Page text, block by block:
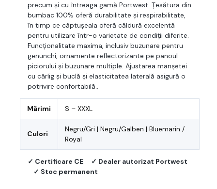
precum și cu întreaga gamă Portwest. Țesătura din
bumbac 100% oferă durabilitate și respirabilitate,
în timp ce căptușeala oferă căldură excelentă
pentru utilizare într-o varietate de condiții diferite.
Funcționalitate maxima, inclusiv buzunare pentru
genunchi, ornamente reflectorizante pe panoul
piciorului și buzunare multiple. Ajustarea manșetei
cu cârlig și buclă și elasticitatea laterală asigură o
potrivire confortabilă..
Mărimi S – XXXL
Culori
Negru/Gri | Negru/Galben | Bluemarin /
Royal
✓ Certificare CE
✓ Dealer autorizat Portwest
✓ Stoc permanent